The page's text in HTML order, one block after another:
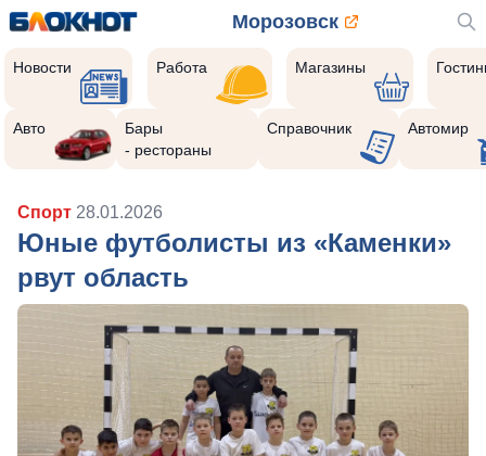
Морозовск
Новости Работа Магазины
Авто
Бары
- рестораны
Справочник Автомир
Спорт 28.01.2026
Юные футболисты из «Каменки»
рвут область